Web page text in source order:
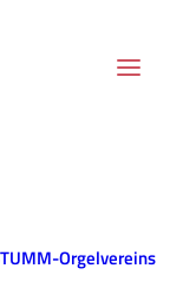
Orgelvereins